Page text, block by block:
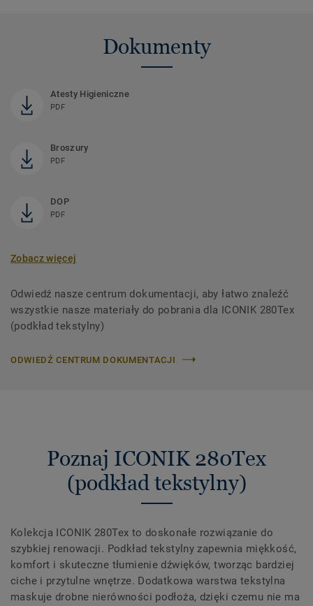
Dokumenty
Atesty Higieniczne
PDF
Broszury
PDF
DOP
PDF
Zobacz więcej
Odwiedź nasze centrum dokumentacji, aby łatwo znaleźć
wszystkie nasze materiały do ​​pobrania dla ICONIK 280Tex
(podkład tekstylny)
ODWIEDŹ CENTRUM DOKUMENTACJI
Poznaj ICONIK 280Tex
(podkład tekstylny)
Kolekcja ICONIK 280Tex to doskonałe rozwiązanie do
szybkiej renowacji. Podkład tekstylny zapewnia miękkość,
komfort i skuteczne tłumienie dźwięków, tworząc bardziej
ciche i przytulne wnętrze. Dodatkowa warstwa tekstylna
maskuje drobne nierówności podłoża, dzięki czemu nie ma